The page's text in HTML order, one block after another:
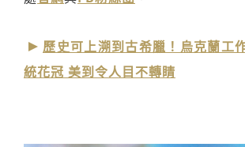
歷史可上溯到古希臘！烏克蘭工
統花冠 美到令人目不轉睛